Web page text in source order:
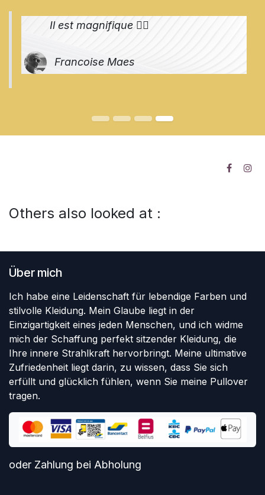
Il est magnifique 👌🏻
Francoise Maes
Others also looked at :
Über mich
Ich habe eine Leidenschaft für lebendige Farben und
stilvolle Kleidung. Mein Glaube liegt in der
Einzigartigkeit eines jeden Menschen, und ich widme
mich der Schaffung perfekt sitzender Kleidung, die
Ihre innere Strahlkraft hervorbringt. Meine ultimative
Zufriedenheit liegt darin, zu wissen, dass Sie sich
erfüllt und glücklich fühlen, wenn Sie meine Pullover
tragen.
oder Zahlung bei Abholung